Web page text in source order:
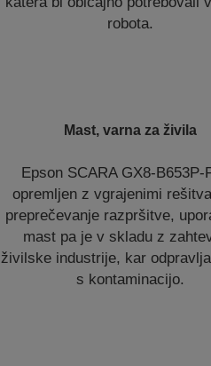
robota.
Mast, varna za živila
Epson SCARA GX8-B653P-
opremljen z vgrajenimi
preprečevanje razpršitve,
mast pa je v skladu z
živilske industrije, kar
s kontaminacijo.